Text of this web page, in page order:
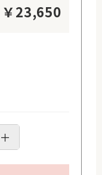
￥23,650
＋